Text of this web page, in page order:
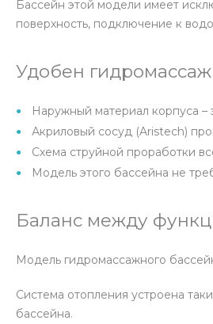
Бассейн этой модели имеет
поверхность, подключение к
Удобен
Наружный материал корпуса –
Акриловый сосуд (Aristech)
Схема струйной проработки
Модель этого бассейна не
Баланс между
Модель гидромассажного
Система отопления устроена
бассейна.